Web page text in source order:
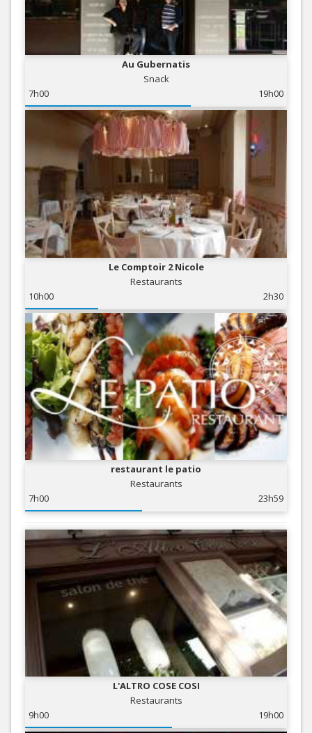
Au Gubernatis
Snack
7h00
19h00
Le Comptoir 2 Nicole
Restaurants
10h00
2h30
restaurant le patio
Restaurants
7h00
23h59
L'ALTRO COSE COSI
Restaurants
9h00
19h00